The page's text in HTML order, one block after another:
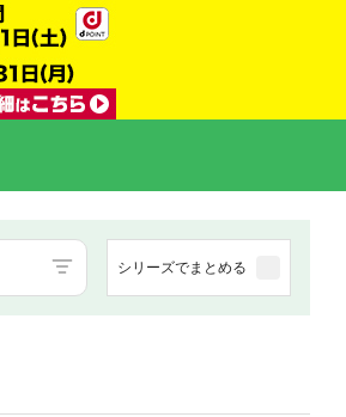
シリーズでまとめる